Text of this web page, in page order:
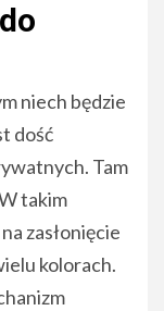
niech będzie
dość
Tam
takim
zasłonięcie
kolorach.